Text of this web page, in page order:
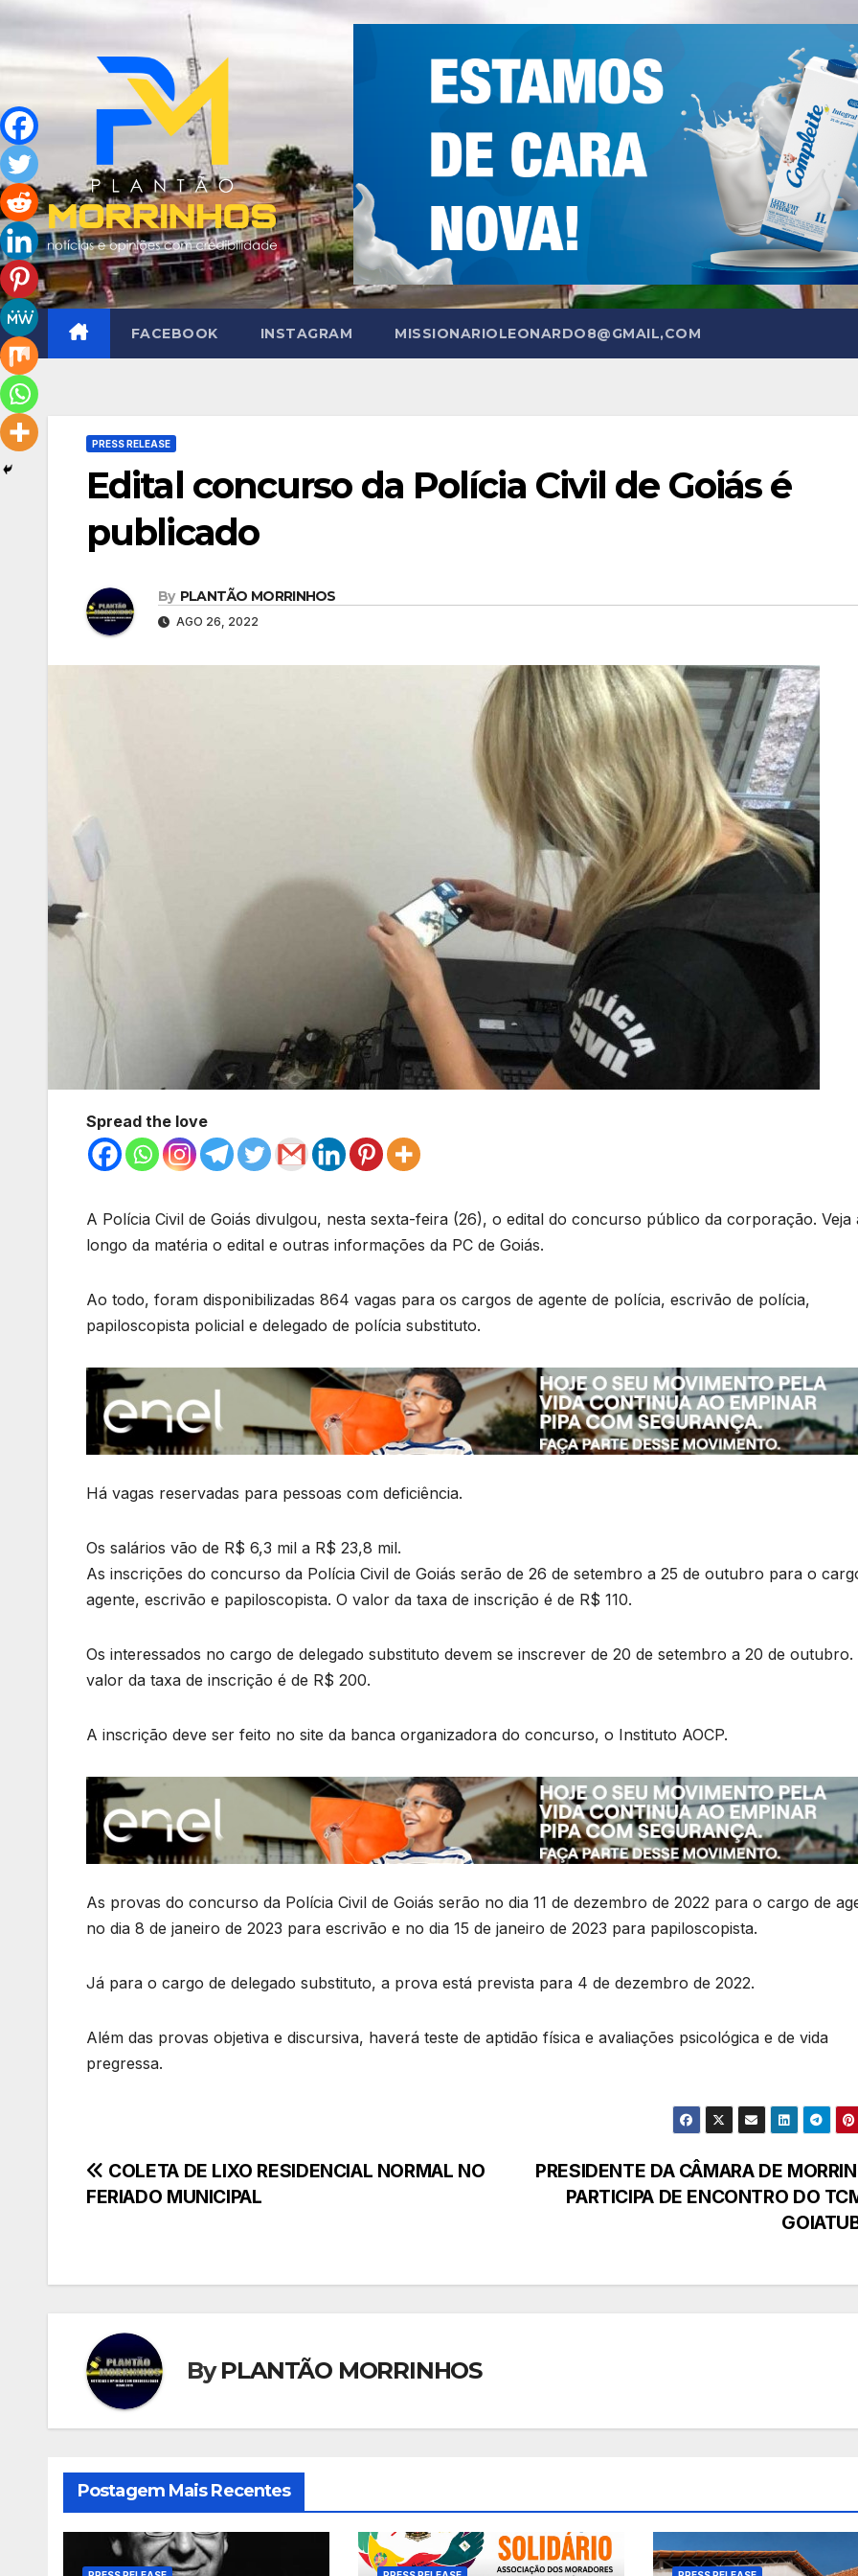
Skip
to
content
FACEBOOK INSTAGRAM MISSIONARIOLEONARDO8@GMAIL,COM
PRESS RELEASE
Edital concurso da Polícia Civil de Goiás é
publicado
By PLANTÃO MORRINHOS
AGO 26, 2022
Spread the love
A Polícia Civil de Goiás divulgou, nesta sexta-feira (26), o edital do concurso público da corporação. Veja
longo da matéria o edital e outras informações da PC de Goiás.
Ao todo, foram disponibilizadas 864 vagas para os cargos de agente de polícia, escrivão de polícia,
papiloscopista policial e delegado de polícia substituto.
Há vagas reservadas para pessoas com deficiência.
Os salários vão de R$ 6,3 mil a R$ 23,8 mil.
As inscrições do concurso da Polícia Civil de Goiás serão de 26 de setembro a 25 de outubro para o
agente, escrivão e papiloscopista. O valor da taxa de inscrição é de R$ 110.
Os interessados no cargo de delegado substituto devem se inscrever de 20 de setembro a 20 de outubro.
valor da taxa de inscrição é de R$ 200.
A inscrição deve ser feito no site da banca organizadora do concurso, o Instituto AOCP.
As provas do concurso da Polícia Civil de Goiás serão no dia 11 de dezembro de 2022 para o cargo de
no dia 8 de janeiro de 2023 para escrivão e no dia 15 de janeiro de 2023 para papiloscopista.
Já para o cargo de delegado substituto, a prova está prevista para 4 de dezembro de 2022.
Além das provas objetiva e discursiva, haverá teste de aptidão física e avaliações psicológica e de vida
pregressa.
Navegação
PRESIDENTE DA CÂMARA DE
PARTICIPA DE ENCONTRO DO
COLETA DE LIXO RESIDENCIAL NORMAL NO
FERIADO MUNICIPAL
ByPLANTÃO MORRINHOS
Postagem Mais Recentes